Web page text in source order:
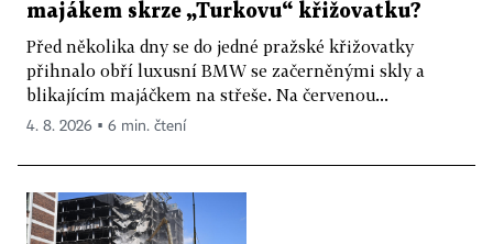
majákem skrze „Turkovu“ křižovatku?
Před několika dny se do jedné pražské křižovatky
přihnalo obří luxusní BMW se začerněnými skly a
blikajícím majáčkem na střeše. Na červenou...
4. 8. 2026 ▪ 6 min. čtení